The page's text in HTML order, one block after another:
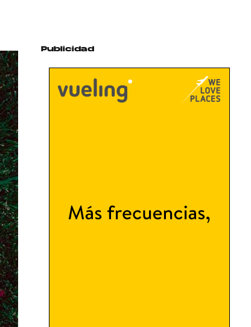
Publicidad